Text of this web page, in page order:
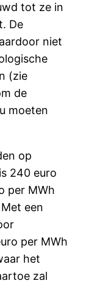
tot ze in
De
niet
(zie
de
moeten
op
240 euro
per MWh
een
per MWh
het
zal